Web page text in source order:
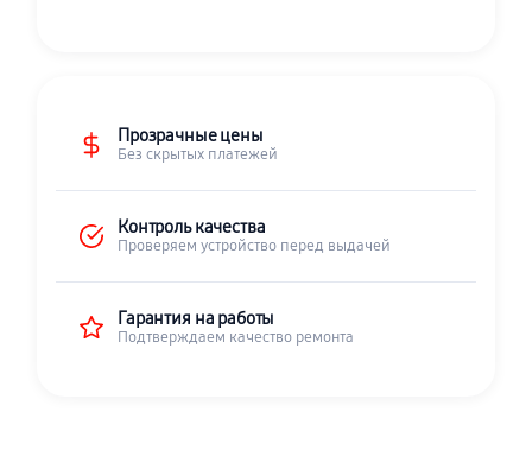
Прозрачные цены
Без скрытых платежей
Контроль качества
Проверяем устройство перед выдачей
Гарантия на работы
Подтверждаем качество ремонта